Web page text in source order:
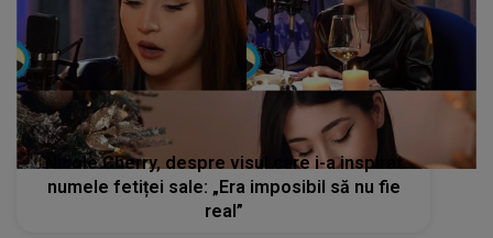
Nicole Cherry, despre visul care i-a inspirat
numele fetiței sale: „Era imposibil să nu fie
real”